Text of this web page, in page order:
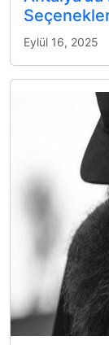
Eylül 16, 2025